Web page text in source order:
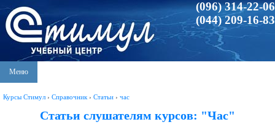
(096) 314-22-06
(044) 209-16-83
Меню
Курсы Стимул › Справочник › Статьи › час
Статьи слушателям курсов: "Час"